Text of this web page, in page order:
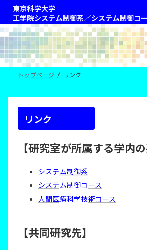
テ
ン
ツ
へ
ス
ゲ
ー
シ
ョ
ン
東京科学大学
工学院システム制御系／システム制御コ
トップページ リンク
リンク
【研究室が所属する学内
システム制御系
システム制御コース
人間医療科学技術コース
【共同研究先】